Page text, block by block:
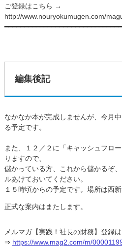
ご登録はこちら →
http://www.nouryokumugen.com/
編集後記
なかなか本が完成しませんが、今月
る予定です。
また、１２／２に「キャッシュフロ
りますので、
儲かっている方、これから儲かるぞ
ルあけておいてください。
１５時頃からの予定です。場所は西新
正式な案内はまたします。
メルマガ【実践！社長の財務】登録
⇒ https://www.mag2.com/m/